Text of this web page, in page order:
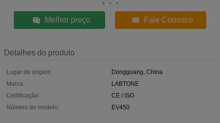
Melhor preço Fale Conosco
Detalhes do produto
Lugar de origem:
Dongguang, China
Marca:
LABTONE
Certificação:
CE / ISO
Número do modelo:
EV450